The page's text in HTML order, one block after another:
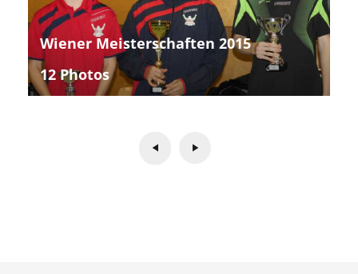
Wiener Meisterschaften 2015
12 Photos